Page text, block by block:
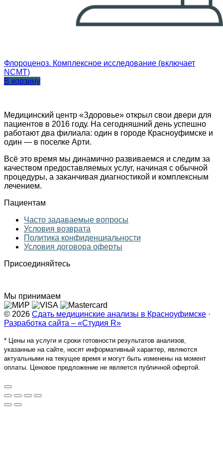
Флороценоз. Комплексное исследование (включает
NCMT)
В корзину
Медицинский центр «Здоровье» открыл свои двери для
пациентов в 2016 году. На сегодняшний день успешно
работают два филиала: один в городе Красноуфимске и
один — в поселке Арти.
Всё это время мы динамично развиваемся и следим за
качеством предоставляемых услуг, начиная с обычной
процедуры, а заканчивая диагностикой и комплексным
лечением.
Пациентам
Часто задаваемые вопросы
Условия возврата
Политика конфиденциальности
Условия договора оферты
Присоединяйтесь
Мы принимаем
© 2026 Сдать медицинские анализы в Красноуфимске ·
Разработка сайта – «Студия R»
* Цены на услуги и сроки готовности результатов анализов,
указанные на сайте, носят информативный характер, являются
актуальными на текущее время и могут быть изменены на момент
оплаты. Ценовое предложение не является публичной офертой.